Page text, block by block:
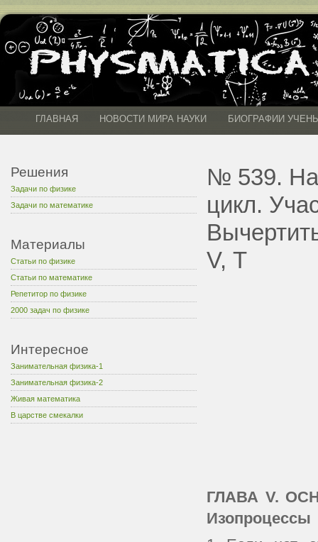
ГЛАВНАЯ НОВОСТИ МИРА НАУКИ БИОГРАФИИ
Решения
Задачи по физике
Задачи по математике
Материалы
Статьи по физике
Статьи по математике
Репетитор по физике
2000 задач по физике
Интересное
Занимательная физика-1
Занимательная физика-2
Живая математика
В царстве смекалки
№ 539. На
цикл.
V, Т
ГЛАВА V.
Изопроцессы